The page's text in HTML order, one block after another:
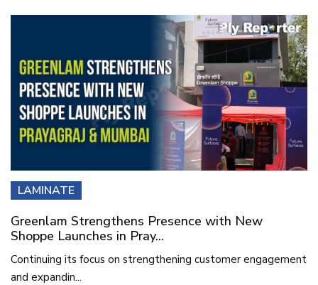
LAMINATE
Greenlam Strengthens Presence with New
Shoppe Launches in Pray...
Continuing its focus on strengthening customer engagement
and expandin...